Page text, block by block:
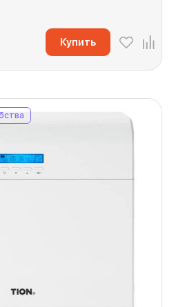
Купить